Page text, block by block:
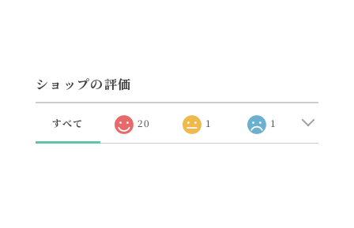
ショップの評価
すべて 20 1 1